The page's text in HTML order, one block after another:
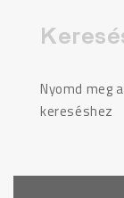
Keresés:
Nyomd meg
kereséshez